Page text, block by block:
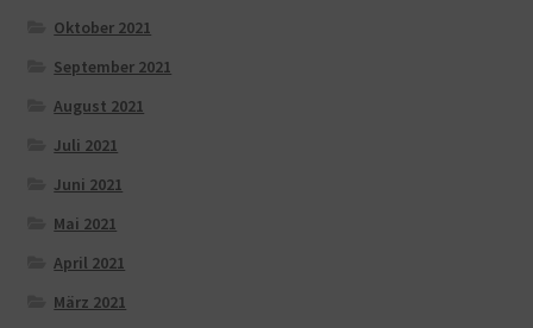
Oktober 2021
September 2021
August 2021
Juli 2021
Juni 2021
Mai 2021
April 2021
März 2021